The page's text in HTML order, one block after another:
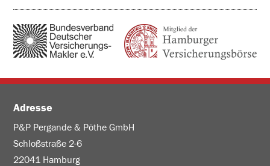
Adresse
P&P Pergande & Pöthe GmbH
Schloßstraße 2-6
22041 Hamburg